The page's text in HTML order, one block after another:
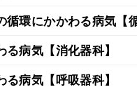
循環にかかわる病気【
病気【消化器科】
病気【呼吸器科】